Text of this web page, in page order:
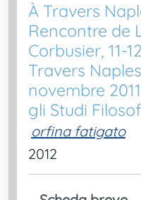
À Travers
Rencontre de
Corbusier, 11-
Travers
novembre
gli Studi
orfina fatigato
2012